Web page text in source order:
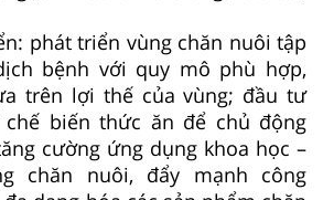
phát triển vùng chăn nuôi tập
bệnh với quy mô phù hợp,
trên lợi thế của vùng; đầu tư
biến thức ăn để chủ động
cường ứng dụng khoa học –
chăn nuôi, đẩy mạnh công